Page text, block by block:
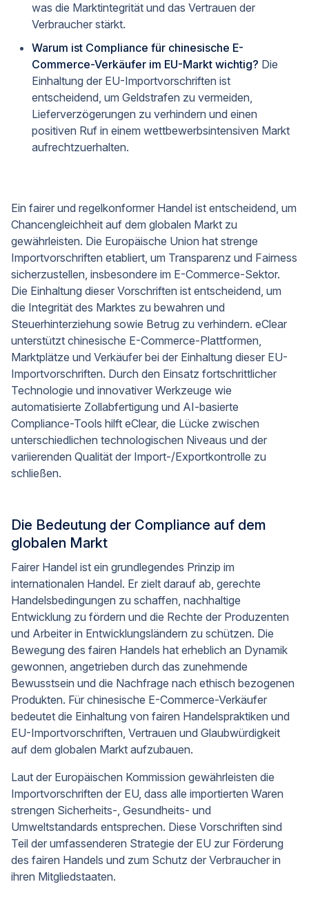
was die Marktintegrität und das Vertrauen der
Verbraucher stärkt.
Warum ist Compliance für chinesische E-
Commerce-Verkäufer im EU-Markt wichtig? Die
Einhaltung der EU-Importvorschriften ist
entscheidend, um Geldstrafen zu vermeiden,
Lieferverzögerungen zu verhindern und einen
positiven Ruf in einem wettbewerbsintensiven Markt
aufrechtzuerhalten.
Ein fairer und regelkonformer Handel ist entscheidend, um
Chancengleichheit auf dem globalen Markt zu
gewährleisten. Die Europäische Union hat strenge
Importvorschriften etabliert, um Transparenz und Fairness
sicherzustellen, insbesondere im E-Commerce-Sektor.
Die Einhaltung dieser Vorschriften ist entscheidend, um
die Integrität des Marktes zu bewahren und
Steuerhinterziehung sowie Betrug zu verhindern. eClear
unterstützt chinesische E-Commerce-Plattformen,
Marktplätze und Verkäufer bei der Einhaltung dieser EU-
Importvorschriften. Durch den Einsatz fortschrittlicher
Technologie und innovativer Werkzeuge wie
automatisierte Zollabfertigung und AI-basierte
Compliance-Tools hilft eClear, die Lücke zwischen
unterschiedlichen technologischen Niveaus und der
variierenden Qualität der Import-/Exportkontrolle zu
schließen.
Die Bedeutung der Compliance auf dem
globalen Markt
Fairer Handel ist ein grundlegendes Prinzip im
internationalen Handel. Er zielt darauf ab, gerechte
Handelsbedingungen zu schaffen, nachhaltige
Entwicklung zu fördern und die Rechte der Produzenten
und Arbeiter in Entwicklungsländern zu schützen. Die
Bewegung des fairen Handels hat erheblich an Dynamik
gewonnen, angetrieben durch das zunehmende
Bewusstsein und die Nachfrage nach ethisch bezogenen
Produkten. Für chinesische E-Commerce-Verkäufer
bedeutet die Einhaltung von fairen Handelspraktiken und
EU-Importvorschriften, Vertrauen und Glaubwürdigkeit
auf dem globalen Markt aufzubauen.
Laut der Europäischen Kommission gewährleisten die
Importvorschriften der EU, dass alle importierten Waren
strengen Sicherheits-, Gesundheits- und
Umweltstandards entsprechen. Diese Vorschriften sind
Teil der umfassenderen Strategie der EU zur Förderung
des fairen Handels und zum Schutz der Verbraucher in
ihren Mitgliedstaaten.